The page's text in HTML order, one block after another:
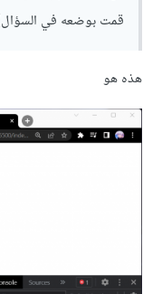
قمت بوضعه في
هذه هو